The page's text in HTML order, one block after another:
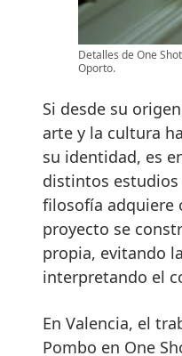
Detalles de One
Oporto.
Si desde su
arte y la cultura
su identidad, es
distintos
filosofía adquiere
proyecto se
propia, evitando
interpretando el
En Valencia, el
Pombo en One